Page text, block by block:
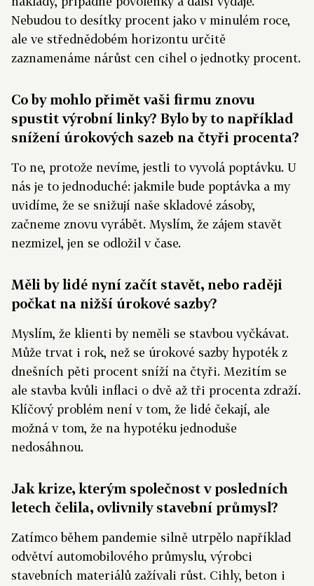
Nebudou to desítky procent jako v minulém roce,
ale ve střednědobém horizontu určitě
zaznamenáme nárůst cen cihel o jednotky procent.
Co by mohlo přimět vaši firmu znovu
spustit výrobní linky? Bylo by to například
snížení úrokových sazeb na čtyři procenta?
To ne, protože nevíme, jestli to vyvolá poptávku. U
nás je to jednoduché: jakmile bude poptávka a my
uvidíme, že se snižují naše skladové zásoby,
začneme znovu vyrábět. Myslím, že zájem stavět
nezmizel, jen se odložil v čase.
Měli by lidé nyní začít stavět, nebo raději
počkat na nižší úrokové sazby?
Myslím, že klienti by neměli se stavbou vyčkávat.
Může trvat i rok, než se úrokové sazby hypoték z
dnešních pěti procent sníží na čtyři. Mezitím se
ale stavba kvůli inflaci o dvě až tři procenta zdraží.
Klíčový problém není v tom, že lidé čekají, ale
možná v tom, že na hypotéku jednoduše
nedosáhnou.
Jak krize, kterým společnost v posledních
letech čelila, ovlivnily stavební průmysl?
Zatímco během pandemie silně utrpělo například
odvětví automobilového průmyslu, výrobci
stavebních materiálů zažívali růst. Cihly, beton i